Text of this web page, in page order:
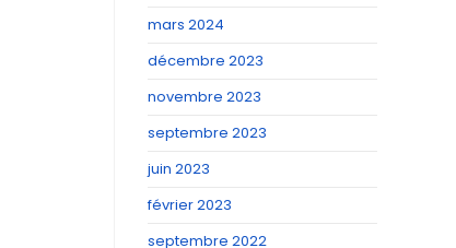
mars 2024
décembre 2023
novembre 2023
septembre 2023
juin 2023
février 2023
septembre 2022